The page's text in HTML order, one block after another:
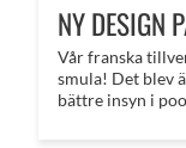
NY DESIGN
Vår franska
smula! Det blev
bättre insyn i